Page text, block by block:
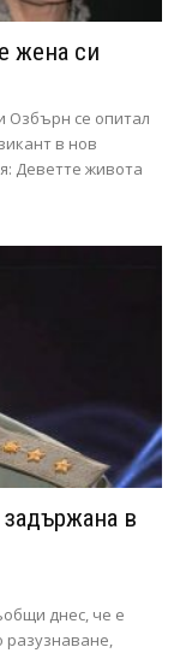
жена си
Озбърн се опитал
в нов
Деветте живота
в
днес, че е
разузнаване,